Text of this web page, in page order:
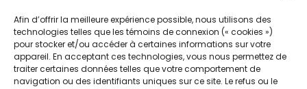
Afin d’offrir la meilleure expérience possible, nous utilisons des
technologies telles que les témoins de connexion (« cookies »)
pour stocker et/ou accéder à certaines informations sur votre
appareil. En acceptant ces technologies, vous nous permettez de
traiter certaines données telles que votre comportement de
navigation ou des identifiants uniques sur ce site. Le refus ou le
Médecine spécialisée
514 747-8185
Radiologie et imagerie
514 747-5995